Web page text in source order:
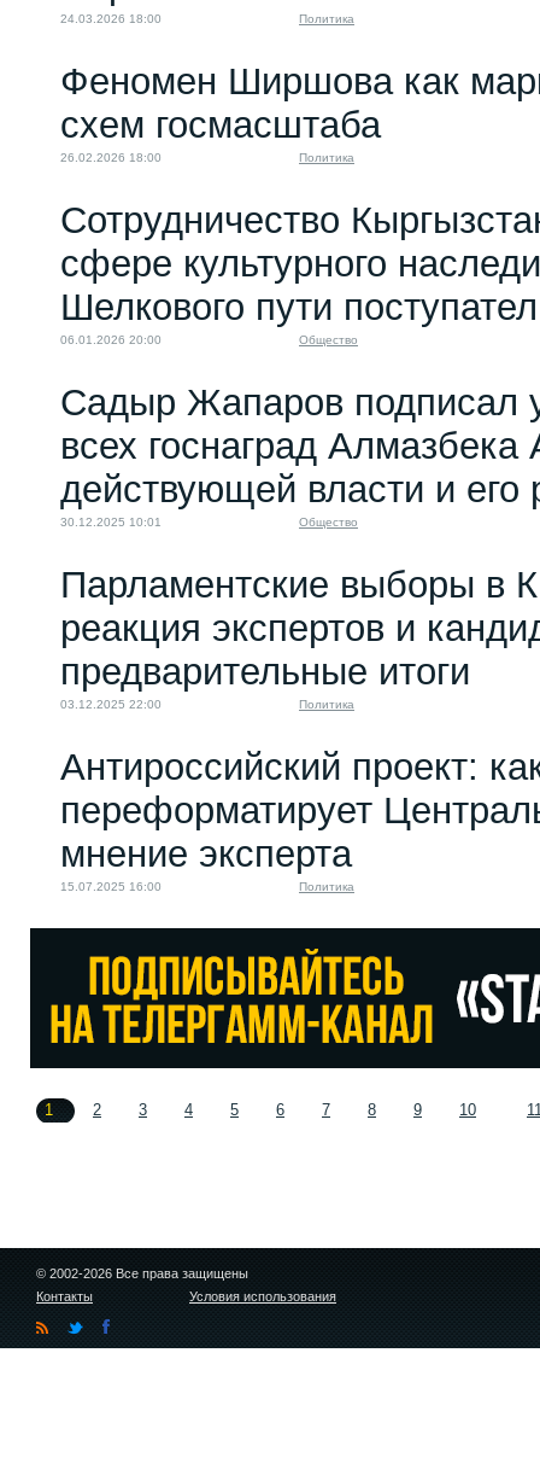
24.03.2026 18:00 Политика
Феномен Ширшова как
схем госмасштаба
26.02.2026 18:00 Политика
Сотрудничество
сфере культурного
Шелкового пути
06.01.2026 20:00 Общество
Садыр Жапаров подписал
всех госнаград
действующей власти и его
30.12.2025 10:01 Общество
Парламентские выборы в
реакция экспертов и
предварительные итоги
03.12.2025 22:00 Политика
Антироссийский проект:
переформатирует
мнение эксперта
15.07.2025 16:00 Политика
1 2 3 4 5 6 7 8 9 10
© 2002-2026 Все права защищены
Контакты
Условия использования